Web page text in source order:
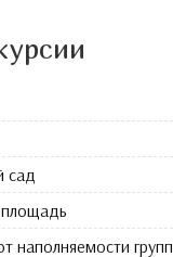
сад
наполняемости групп